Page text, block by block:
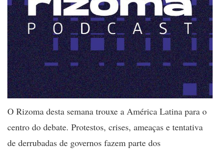
O Rizoma desta semana trouxe a América Latina para o
centro do debate. Protestos, crises, ameaças e tentativa
de derrubadas de governos fazem parte dos